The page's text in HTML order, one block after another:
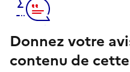
Donnez votre
contenu de